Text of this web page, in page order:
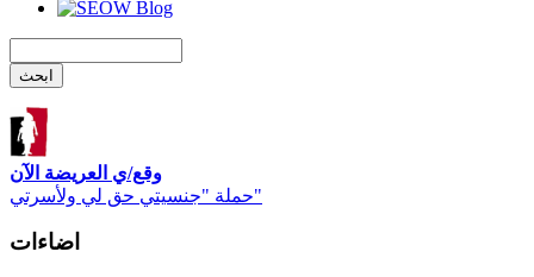
وقع/ي العريضة الآن
حملة "جنسيتي حق لي ولأسرتي"
اضاءات